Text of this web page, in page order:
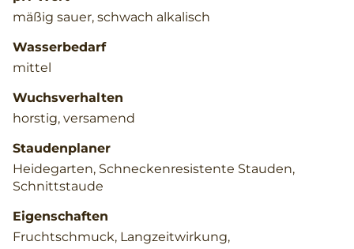
mäßig sauer, schwach alkalisch
Wasserbedarf
mittel
Wuchsverhalten
horstig, versamend
Staudenplaner
Heidegarten, Schneckenresistente Stauden,
Schnittstaude
Eigenschaften
Fruchtschmuck, Langzeitwirkung,